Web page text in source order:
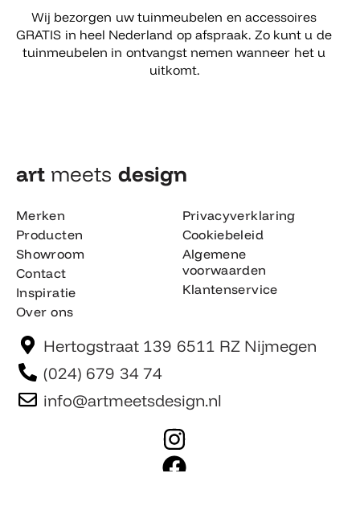
Wij bezorgen uw tuinmeubelen en accessoires
GRATIS in heel Nederland op afspraak. Zo kunt u de
tuinmeubelen in ontvangst nemen wanneer het u
uitkomt.
art meets design​
Merken
Producten
Showroom
Contact
Inspiratie
Over ons
Privacyverklaring
Cookiebeleid
Algemene
voorwaarden
Klantenservice
Hertogstraat 139 6511 RZ Nijmegen
(024) 679 34 74
info@artmeetsdesign.nl
I
n
F